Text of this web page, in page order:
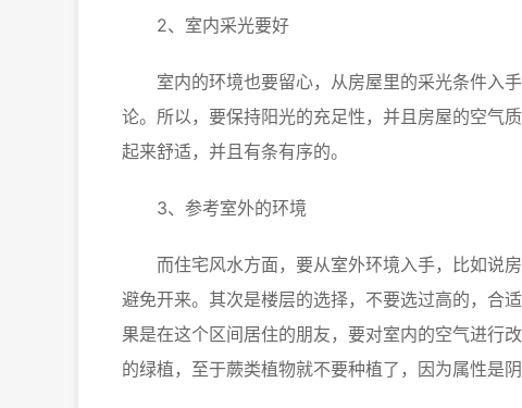
2、室内采光要好
室内的环境也要留心，从房屋里的采光条件入手
论。所以，要保持阳光的充足性，并且房屋的空气
起来舒适，并且有条有序的。
3、参考室外的环境
而住宅风水方面，要从室外环境入手，比如说房
避免开来。其次是楼层的选择，不要选过高的，合
果是在这个区间居住的朋友，要对室内的空气进行
的绿植，至于蕨类植物就不要种植了，因为属性是